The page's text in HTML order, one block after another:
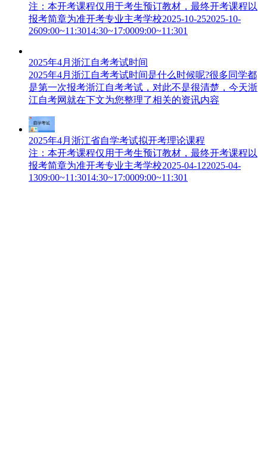
注：本开考课程仅用于考生预订教材，最终开考课程以
报考简章为准开考专业主考学校2025-10-252025-10-
2609:00~11:3014:30~17:0009:00~11:301
2025年4月浙江自考考试时间
2025年4月浙江自考考试时间是什么时候呢?很多同学都
是第一次报考浙江自考考试，对此不是很清楚，今天浙
江自考网就在下文为您整理了相关的资讯内容
2025年4月浙江省自学考试拟开考理论课程
注：本开考课程仅用于考生预订教材，最终开考课程以
报考简章为准开考专业主考学校2025-04-122025-04-
1309:00~11:3014:30~17:0009:00~11:301